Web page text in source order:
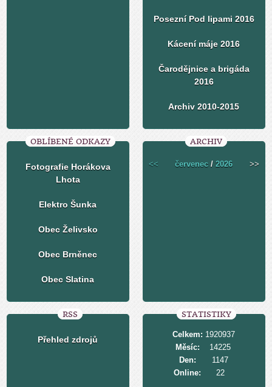
Posezní Pod lipami 2016
Kácení máje 2016
Čarodějnice a brigáda
2016
Archiv 2010-2015
OBLÍBENÉ ODKAZY
Fotografie Horákova
Lhota
Elektro Šunka
Obec Želivsko
Obec Brněnec
Obec Slatina
ARCHIV
<< červenec /2026 >>
RSS
Přehled zdrojů
STATISTIKY
Online: 22
Celkem: 1920937
Měsíc:
14225
Den:
1147